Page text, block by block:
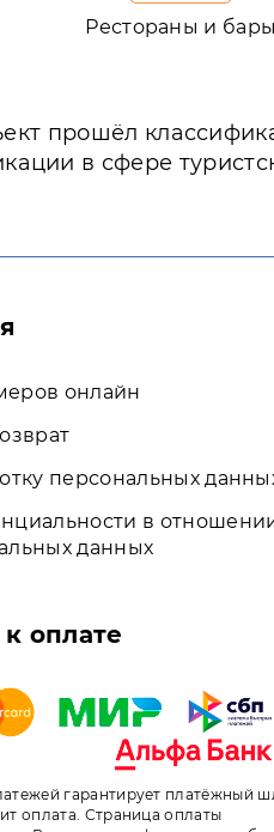
Рестораны и бары
прошёл
в сфере
онлайн
персональных
в
данных
оплате
гарантирует платёжный
оплата. Страница оплаты